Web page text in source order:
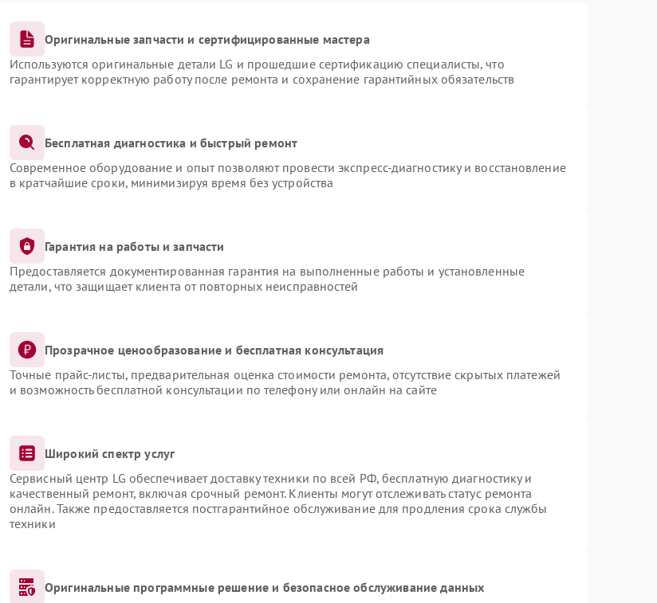
Оригинальные запчасти и сертифицированные мастера
Используются оригинальные детали LG и прошедшие сертификацию специалисты, что
гарантирует корректную работу после ремонта и сохранение гарантийных обязательств
Бесплатная диагностика и быстрый ремонт
Современное оборудование и опыт позволяют провести экспресс-диагностику и восстановление
в кратчайшие сроки, минимизируя время без устройства
Гарантия на работы и запчасти
Предоставляется документированная гарантия на выполненные работы и установленные
детали, что защищает клиента от повторных неисправностей
Прозрачное ценообразование и бесплатная консультация
Точные прайс-листы, предварительная оценка стоимости ремонта, отсутствие скрытых платежей
и возможность бесплатной консультации по телефону или онлайн на сайте
Широкий спектр услуг
Сервисный центр LG обеспечивает доставку техники по всей РФ, бесплатную диагностику и
качественный ремонт, включая срочный ремонт. Клиенты могут отслеживать статус ремонта
онлайн. Также предоставляется постгарантийное обслуживание для продления срока службы
техники
Оригинальные программные решение и безопасное обслуживание данных